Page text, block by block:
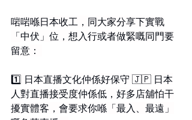
啱啱喺日本收工，同大家分享下實戰
「中伏」位，想入行或者做緊嘅同門要
留意：
1️⃣ 日本直播文化仲係好保守 🇯🇵 日本
人對直播接受度仲係低，好多店舖怕干
擾實體客，會要求你喺「最入、最遠」